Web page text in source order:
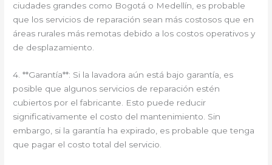
ciudades grandes como Bogotá o Medellín, es probable
que los servicios de reparación sean más costosos que en
áreas rurales más remotas debido a los costos operativos y
de desplazamiento.
4. **Garantía**: Si la lavadora aún está bajo garantía, es
posible que algunos servicios de reparación estén
cubiertos por el fabricante. Esto puede reducir
significativamente el costo del mantenimiento. Sin
embargo, si la garantía ha expirado, es probable que tenga
que pagar el costo total del servicio.